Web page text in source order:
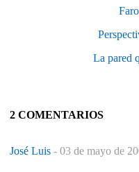
La pared
2 COMENTARIOS
José Luis - 03 de mayo de